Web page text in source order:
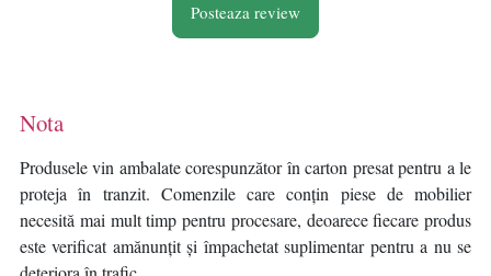
Posteaza review
Nota
Produsele vin ambalate corespunzător în carton presat pentru a le
proteja în tranzit. Comenzile care conțin piese de mobilier
necesită mai mult timp pentru procesare, deoarece fiecare produs
este verificat amănunțit și împachetat suplimentar pentru a nu se